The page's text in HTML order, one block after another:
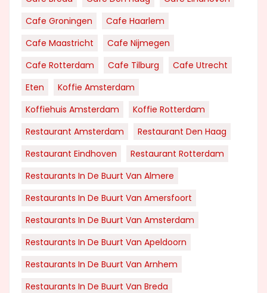
Cafe Groningen
Cafe Haarlem
Cafe Maastricht
Cafe Nijmegen
Cafe Rotterdam
Cafe Tilburg
Cafe Utrecht
Eten
Koffie Amsterdam
Koffiehuis Amsterdam
Koffie Rotterdam
Restaurant Amsterdam
Restaurant Den Haag
Restaurant Eindhoven
Restaurant Rotterdam
Restaurants In De Buurt Van Almere
Restaurants In De Buurt Van Amersfoort
Restaurants In De Buurt Van Amsterdam
Restaurants In De Buurt Van Apeldoorn
Restaurants In De Buurt Van Arnhem
Restaurants In De Buurt Van Breda